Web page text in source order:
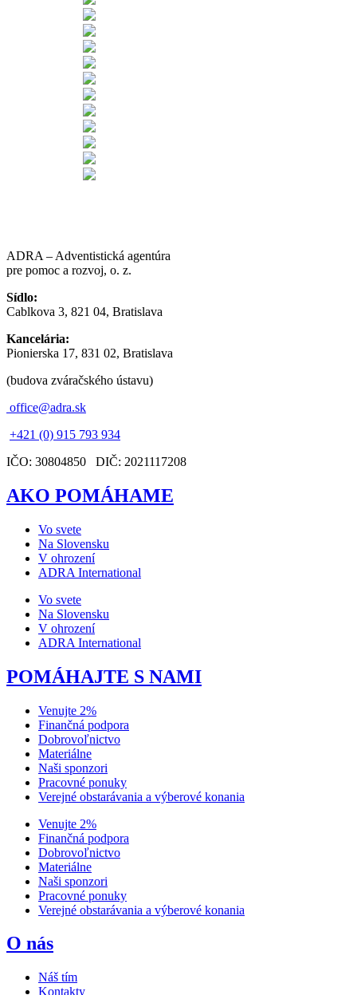
ADRA – Adventistická agentúra
pre pomoc a rozvoj, o. z.
Sídlo:
Cablkova 3, 821 04, Bratislava
Kancelária:
Pionierska 17, 831 02, Bratislava
(budova zváračského ústavu)
office@adra.sk
+421 (0) 915 793 934
IČO: 30804850 DIČ: 2021117208
AKO POMÁHAME
Vo svete
Na Slovensku
V ohrození
ADRA International
Vo svete
Na Slovensku
V ohrození
ADRA International
POMÁHAJTE S NAMI
Venujte 2%
Finančná podpora
Dobrovoľnictvo
Materiálne
Naši sponzori
Pracovné ponuky
Verejné obstarávania a výberové konania
Venujte 2%
Finančná podpora
Dobrovoľnictvo
Materiálne
Naši sponzori
Pracovné ponuky
Verejné obstarávania a výberové konania
O nás
Náš tím
Kontakty